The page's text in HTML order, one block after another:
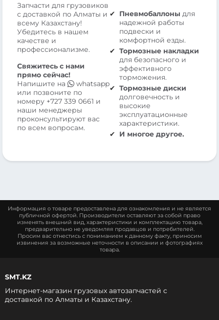
Запчасти для грузовиков
с доставкой по Алматы и
всему Казахстану!
Убедитесь в нашем
качестве и
профессионализме.
Свяжитесь с нами
прямо сейчас!
Напишите на
whatsapp
или позвоните по
номеру +727 339 0661 и
наши менеджеры
проконсультируют вас
по всем вопросам.
Пневмобаллоны для
надежной работы
подвески и
комфортной езды.
Тормозные накладки
для безопасного и
эффективного
торможения.
Тормозные диски
долговечность и
высокие
эксплуатационные
характеристики.
И многое другое.
Информация о товаре предоставлена для ознакомления и не является
публичной офертой. Производители оставляют за собой право
изменять внешний вид, характеристики и комплектацию товара,
предварительно не уведомляя продавцов и потребителей.
Просим вас отнестись с пониманием к данному факту, приносим
извинения за возможные неточности в описании и фотографиях
товара.
SMT.KZ
Интернет-магазин грузовых автозапчастей c
доставкой по Алматы и Казахстану.